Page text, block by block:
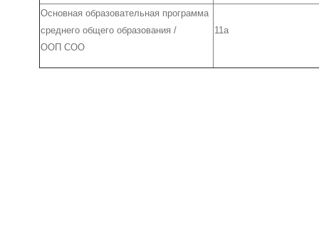
Основная образовательная программа
среднего общего образования /
ООП СОО
11а